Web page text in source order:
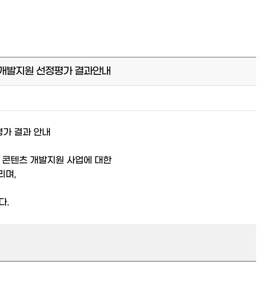
발지원 선정평가 결과안내
결과 안내
텐츠 개발지원 사업에 대한
며,
.